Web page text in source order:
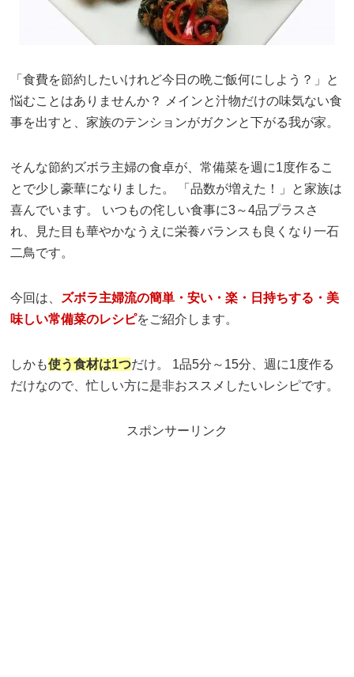
「食費を節約したいけれど今日の晩ご飯何にしよう？」と
悩むことはありませんか？ メインと汁物だけの味気ない食
事を出すと、家族のテンションがガクンと下がる我が家。
そんな節約ズボラ主婦の食卓が、常備菜を週に1度作るこ
とで少し豪華になりました。 「品数が増えた！」と家族は
喜んでいます。 いつもの侘しい食事に3～4品プラスさ
れ、見た目も華やかなうえに栄養バランスも良くなり一石
二鳥です。
今回は、 ズボラ主婦流の簡単・安い・楽・日持ちする・美
味しい常備菜のレシピをご紹介します。
しかも使う食材は1つだけ。 1品5分～15分、週に1度作る
だけなので、忙しい方に是非おススメしたいレシピです。
スポンサーリンク